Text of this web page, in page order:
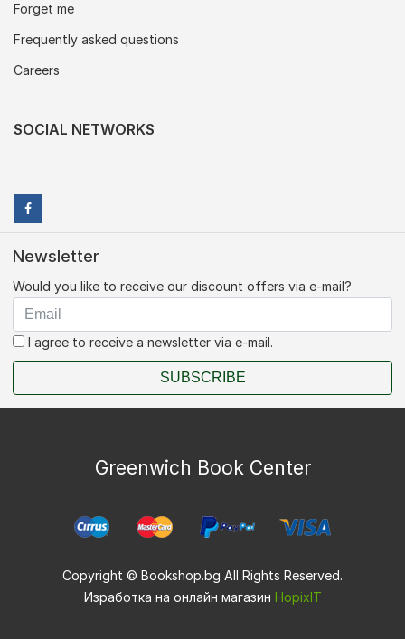
Forget me
Frequently asked questions
Careers
SOCIAL NETWORKS
Newsletter
Would you like to receive our discount offers via e-mail?
I agree to receive a newsletter via e-mail.
SUBSCRIBE
Greenwich Book Center
Copyright © Bookshop.bg All Rights Reserved.
Изработка на онлайн магазин HopixIT